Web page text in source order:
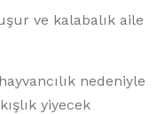
ve kalabalık aile
nedeniyle
yiyecek